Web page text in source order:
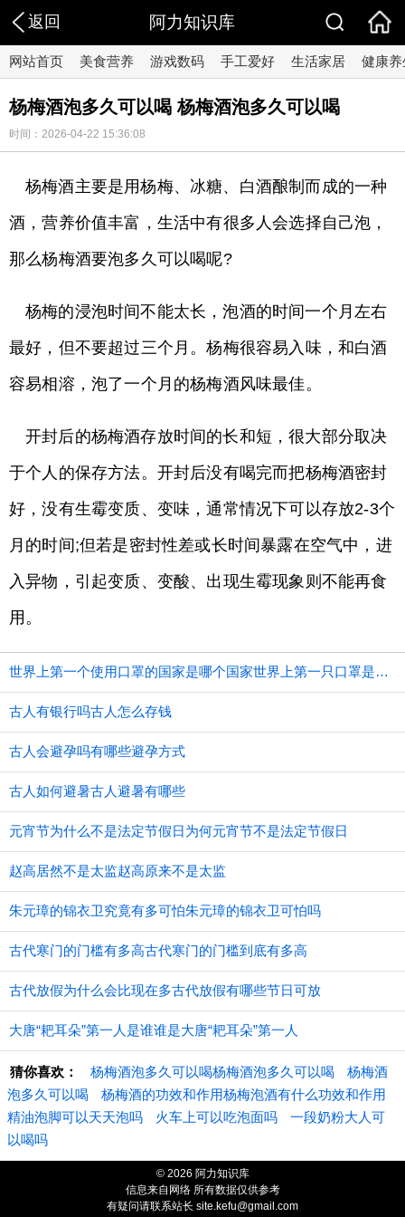
返回 阿力知识库
网站首页 美食营养 游戏数码 手工爱好 生活家居 健康养
杨梅酒泡多久可以喝 杨梅酒泡多久可以喝
时间：2026-04-22 15:36:08
杨梅酒主要是用杨梅、冰糖、白酒酿制而成的一种
酒，营养价值丰富，生活中有很多人会选择自己泡，
那么杨梅酒要泡多久可以喝呢?
杨梅的浸泡时间不能太长，泡酒的时间一个月左右
最好，但不要超过三个月。杨梅很容易入味，和白酒
容易相溶，泡了一个月的杨梅酒风味最佳。
开封后的杨梅酒存放时间的长和短，很大部分取决
于个人的保存方法。开封后没有喝完而把杨梅酒密封
好，没有生霉变质、变味，通常情况下可以存放2-3个
月的时间;但若是密封性差或长时间暴露在空气中，进
入异物，引起变质、变酸、出现生霉现象则不能再食
用。
世界上第一个使用口罩的国家是哪个国家世界上第一只口罩是谁发明的
古人有银行吗古人怎么存钱
古人会避孕吗有哪些避孕方式
古人如何避暑古人避暑有哪些
元宵节为什么不是法定节假日为何元宵节不是法定节假日
赵高居然不是太监赵高原来不是太监
朱元璋的锦衣卫究竟有多可怕朱元璋的锦衣卫可怕吗
古代寒门的门槛有多高古代寒门的门槛到底有多高
古代放假为什么会比现在多古代放假有哪些节日可放
大唐“耙耳朵”第一人是谁谁是大唐“耙耳朵”第一人
猜你喜欢： 杨梅酒泡多久可以喝杨梅酒泡多久可以喝
杨梅酒
泡多久可以喝
杨梅酒的功效和作用杨梅泡酒有什么功效和作用
精油泡脚可以天天泡吗
火车上可以吃泡面吗
一段奶粉大人可
以喝吗
© 2026 阿力知识库
信息来自网络 所有数据仅供参考
有疑问请联系站长 site.kefu@gmail.com